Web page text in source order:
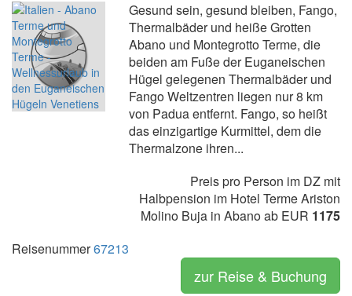
Gesund sein, gesund bleiben, Fango,
Thermalbäder und heiße Grotten
Abano und Montegrotto Terme, die
beiden am Fuße der Euganeischen
Hügel gelegenen Thermalbäder und
Fango Weltzentren liegen nur 8 km
von Padua entfernt. Fango, so heißt
das einzigartige Kurmittel, dem die
Thermalzone ihren...
Preis pro Person im DZ mit
Halbpension im Hotel Terme Ariston
Molino Buja in Abano ab EUR 1175
Reisenummer67213
zur Reise & Buchung